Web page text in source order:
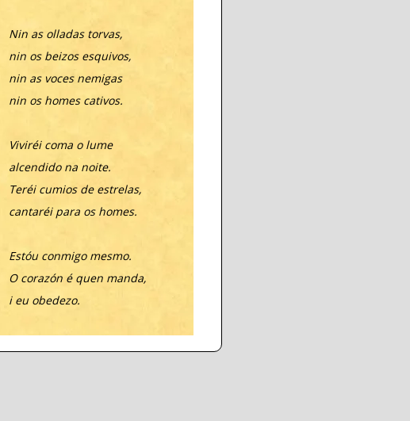
Nin as olladas torvas,
nin os beizos esquivos,
nin as voces nemigas
nin os homes cativos.
Viviréi coma o lume
alcendido na noite.
Teréi cumios de estrelas,
cantaréi para os homes.
Estóu conmigo mesmo.
O corazón é quen manda,
i eu obedezo.